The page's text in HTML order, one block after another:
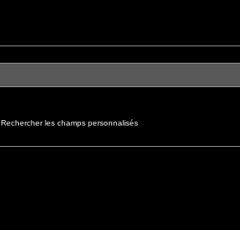
Rechercher les champs personnalisés